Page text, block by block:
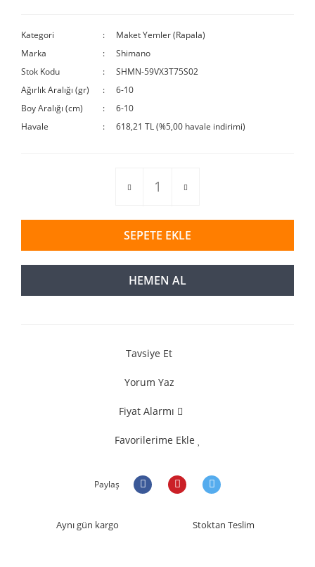
Kategori
Maket Yemler (Rapala)
Marka
Shimano
Stok Kodu
SHMN-59VX3T75S02
Ağırlık Aralığı (gr)
6-10
Boy Aralığı (cm)
6-10
Havale
618,21 TL (%5,00 havale indirimi)
SEPETE EKLE
HEMEN AL
Tavsiye Et
Yorum Yaz
Fiyat Alarmı
Favorilerime Ekle
Paylaş
Aynı gün kargo Stoktan Teslim